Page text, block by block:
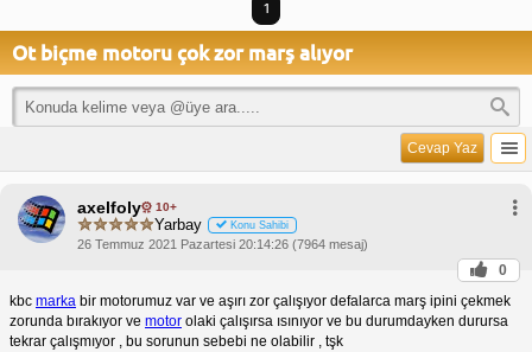
1
Ot biçme motoru çok zor marş alıyor
Cevap Yaz
axelfoly 10+
Yarbay Konu Sahibi
26 Temmuz 2021 Pazartesi 20:14:26 (7964 mesaj)
0
kbc marka bir motorumuz var ve aşırı zor çalışıyor defalarca marş ipini çekmek
zorunda bırakıyor ve motor olaki çalışırsa ısınıyor ve bu durumdayken durursa
tekrar çalışmıyor , bu sorunun sebebi ne olabilir , tşk